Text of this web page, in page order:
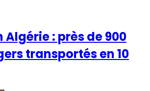
Algérie : près de 900
transportés en 10